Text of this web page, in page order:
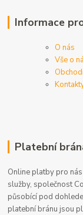
Informace
O nás
Vše o
Platební
Online platby pro
služby, společnost
působící pod
platební bránu jsou